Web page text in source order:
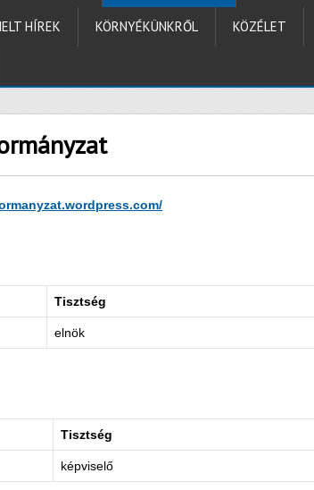
HÍREK KÖRNYÉKÜNKRŐL KÖZÉLET
Tisztség
elnök
Tisztség
képviselő